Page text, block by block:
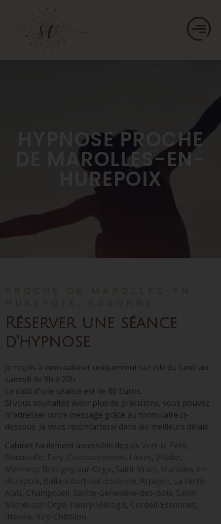
HYPNOSE PROCHE
DE MAROLLES-EN-
HUREPOIX
Réserver une séance
d'hypnose
Je reçois à mon cabinet uniquement sur rdv du lundi au
samedi de 9h à 20h.
Le coût d’une séance est de 80 Euros.
Si vous souhaitez avoir plus de précisions, vous pouvez
m’adresser votre message grâce au formulaire ci-
dessous. Je vous recontacterai dans les meilleurs délais.
Cabinet facilement accessible depuis Vert-le-Petit,
Bondoufle, Evry, Courcouronnes, Lisses, Villabé,
Mennecy, Brétigny-sur-Orge, Saint-Vrain, Marolles-en-
Hurepoix, Ballancourt-sur-Essonne, Arpajon, La Ferté-
Alais, Champcueil, Sainte-Geneviève-des-Bois, Saint-
Michel-sur-Orge, Fleury-Mérogis, Corbeil-Essonnes,
Itteville, Viry-Châtillon.